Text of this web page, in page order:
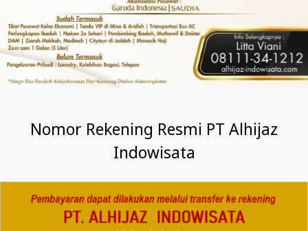
Nomor Rekening Resmi PT Alhijaz
Indowisata